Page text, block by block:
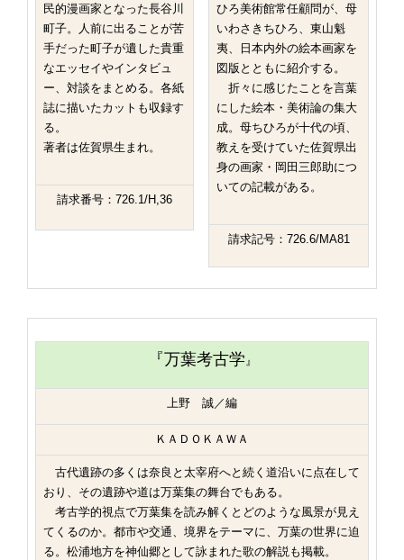
民的漫画家となった長谷川
町子。人前に出ることが苦
手だった町子が遺した貴重
なエッセイやインタビュ
ー、対談をまとめる。各紙
誌に描いたカットも収録す
る。
著者は佐賀県生まれ。
請求番号：726.1/H,36
ひろ美術館常任顧問が、母
いわさきちひろ、東山魁
夷、日本内外の絵本画家を
図版とともに紹介する。
折々に感じたことを言葉
にした絵本・美術論の集大
成。母ちひろが十代の頃、
教えを受けていた佐賀県出
身の画家・岡田三郎助につ
いての記載がある。
請求記号：726.6/MA81
『万葉考古学』
上野 誠／編
ＫＡＤＯＫＡＷＡ
古代遺跡の多くは奈良と太宰府へと続く道沿いに点在して
おり、その遺跡や道は万葉集の舞台でもある。
考古学的視点で万葉集を読み解くとどのような風景が見え
てくるのか。都市や交通、境界をテーマに、万葉の世界に迫
る。松浦地方を神仙郷として詠まれた歌の解説も掲載。